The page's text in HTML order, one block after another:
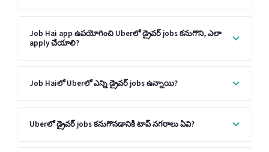
Job Hai app ఉపయోగించి Uberలో డ్రైవర్ jobs కనుగొని, ఎలా
apply చేయాలి?
Job Haiలో Uberలో ఎన్ని డ్రైవర్ jobs ఉన్నాయి?
Uberలో డ్రైవర్ jobs కనుగొనడానికి టాప్ నగరాలు ఏవి?